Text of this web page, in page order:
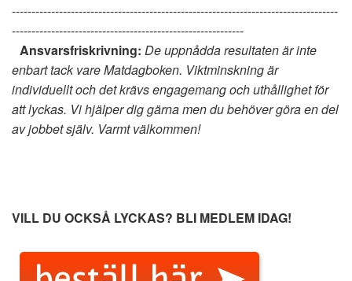
-----------------------------------------------------------------------------------
-----------------------------------------------------------
Ansvarsfriskrivning: De uppnådda resultaten är inte
enbart tack vare Matdagboken. Viktminskning är
individuellt och det krävs engagemang och uthållighet för
att lyckas. Vi hjälper dig gärna men du behöver göra en del
av jobbet själv. Varmt välkommen!
VILL DU OCKSÅ LYCKAS? BLI MEDLEM IDAG!